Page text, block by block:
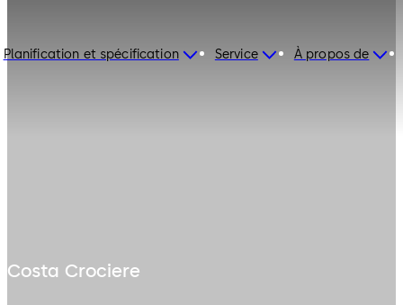
Planification et spécification Service À propos de
Costa Crociere